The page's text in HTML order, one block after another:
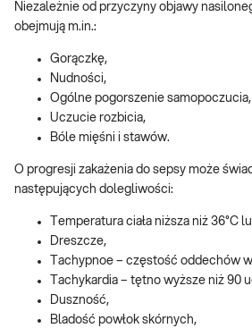
Niezależnie od przyczyny objawy
obejmują m.in.:
Gorączkę,
Nudności,
Ogólne pogorszenie samopoczucia,
Uczucie rozbicia,
Bóle mięśni i stawów.
O progresji zakażenia do sepsy może
następujących dolegliwości:
Temperatura ciała niższa niż 36°C
Dreszcze,
Tachypnoe – częstość oddechów
Tachykardia – tętno wyższe niż 90
Duszność,
Bladość powłok skórnych,